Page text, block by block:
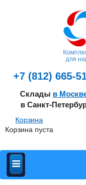
для
+7 (812) 665-
Склады в
в Санкт-
Корзина
Корзина пуста